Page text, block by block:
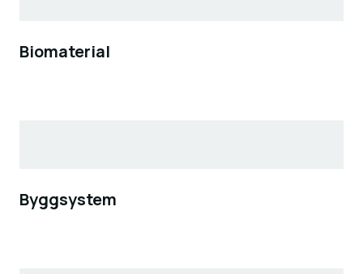
Biomaterial
Byggsystem